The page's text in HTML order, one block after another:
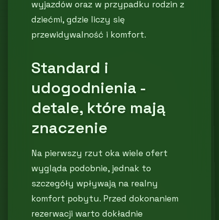
wyjazdów oraz w przypadku rodzin z
dziećmi, gdzie liczy się
przewidywalność i komfort.
Standard i
udogodnienia -
detale, które mają
znaczenie
Na pierwszy rzut oka wiele ofert
wygląda podobnie, jednak to
szczegóły wpływają na realny
komfort pobytu. Przed dokonaniem
rezerwacji warto dokładnie